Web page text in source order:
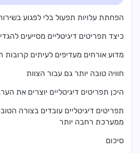
הפחתת עלויות תפעול בלי לפגוע
כיצד תפריטים דיגיטליים מסייעים
מדוע אורחים מעדיפים לעיתים קרובות
חוויה טובה יותר גם עבור הצוות
היכן תפריטים דיגיטליים יוצרים את
תפריטים דיגיטליים עובדים בצורה
ממערכת רחבה יותר
סיכום